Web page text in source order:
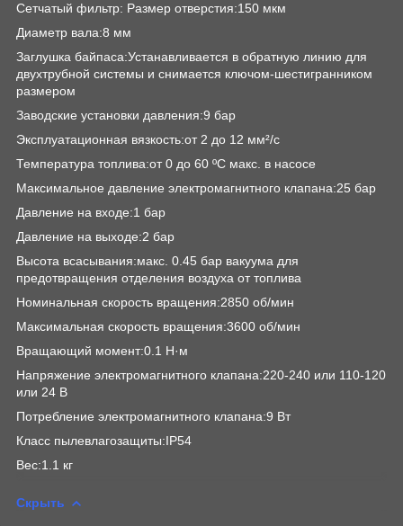
Сетчатый фильтр: Размер отверстия:150 мкм
Диаметр вала:8 мм
Заглушка байпаса:Устанавливается в обратную линию для
двухтрубной системы и снимается ключом-шестигранником
размером
Заводские установки давления:9 бар
Эксплуатационная вязкость:от 2 до 12 мм²/с
Температура топлива:от 0 до 60 ºC макс. в насосе
Максимальное давление электромагнитного клапана:25 бар
Давление на входе:1 бар
Давление на выходе:2 бар
Высота всасывания:макс. 0.45 бар вакуума для
предотвращения отделения воздуха от топлива
Номинальная скорость вращения:2850 об/мин
Максимальная скорость вращения:3600 об/мин
Вращающий момент:0.1 Н·м
Напряжение электромагнитного клапана:220-240 или 110-120
или 24 В
Потребление электромагнитного клапана:9 Вт
Класс пылевлагозащиты:IP54
Вес:1.1 кг
Скрыть